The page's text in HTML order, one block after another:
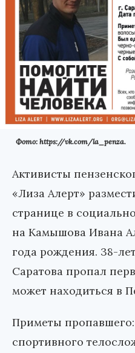
Фото: https://vk.com/la_penza.
Активисты
«Лиза Алерт»
странице в
на Камышова Ивана
года рождения. 38-
Саратова пропал
может находиться в
Приметы пропавшего:
спортивного